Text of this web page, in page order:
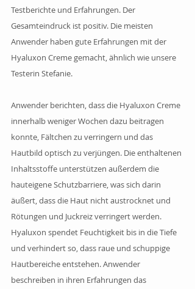
Testberichte und Erfahrungen. Der
Gesamteindruck ist positiv. Die meisten
Anwender haben gute Erfahrungen mit der
Hyaluxon Creme gemacht, ähnlich wie unsere
Testerin Stefanie.
Anwender berichten, dass die Hyaluxon Creme
innerhalb weniger Wochen dazu beitragen
konnte, Fältchen zu verringern und das
Hautbild optisch zu verjüngen. Die enthaltenen
Inhaltsstoffe unterstützen außerdem die
hauteigene Schutzbarriere, was sich darin
äußert, dass die Haut nicht austrocknet und
Rötungen und Juckreiz verringert werden.
Hyaluxon spendet Feuchtigkeit bis in die Tiefe
und verhindert so, dass raue und schuppige
Hautbereiche entstehen. Anwender
beschreiben in ihren Erfahrungen das